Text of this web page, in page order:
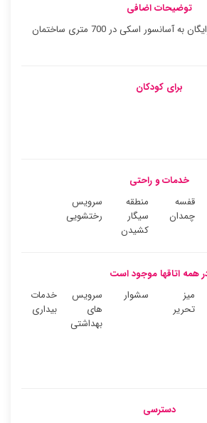
توضیحات اضافی
باشگاه پیرینا یک شاتل رایگان به آسانسور اسکی در 700 متری ساختمان
برای کودکان
خدمات و راحتی
قفسه
چمدان
منطقه
سیگار
کشیدن
سرویس
رختشویی
همه اتاقها موجود است
میز
تحریر
سشوار
سرویس
های
بهداشتی
خدمات
بیداری
دسترسی